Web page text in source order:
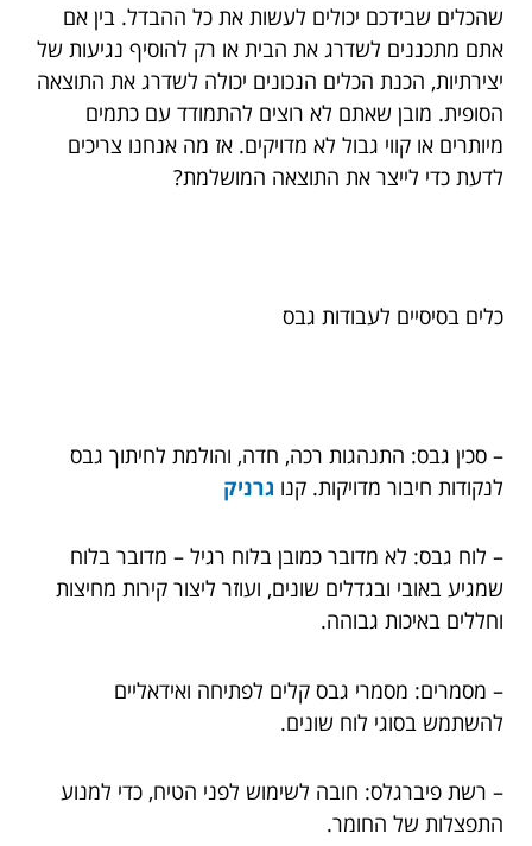
שהכלים שבידכם יכולים לעשות את כל ההבדל. בין אם
אתם מתכננים לשדרג את הבית או רק להוסיף נגיעות של
יצירתיות, הכנת הכלים הנכונים יכולה לשדרג את התוצאה
הסופית. מובן שאתם לא רוצים להתמודד עם כתמים
מיותרים או קווי גבול לא מדויקים. אז מה אנחנו צריכים
לדעת כדי לייצר את התוצאה המושלמת?
כלים בסיסיים לעבודות גבס
– סכין גבס: התנהגות רכה, חדה, והולמת לחיתוך גבס
לנקודות חיבור מדויקות. קנו גרניק
– לוח גבס: לא מדובר כמובן בלוח רגיל – מדובר בלוח
שמגיע באובי ובגדלים שונים, ועוזר ליצור קירות מחיצות
וחללים באיכות גבוהה.
– מסמרים: מסמרי גבס קלים לפתיחה ואידאליים
להשתמש בסוגי לוח שונים.
– רשת פיברגלס: חובה לשימוש לפני הטיח, כדי למנוע
התפצלות של החומר.